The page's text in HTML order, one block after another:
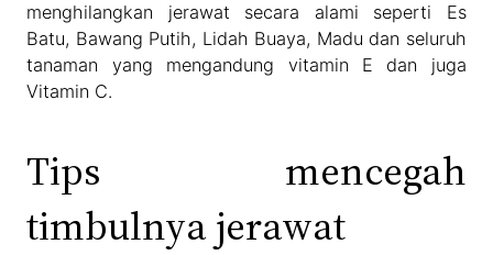
menghilangkan jerawat secara alami seperti Es
Batu, Bawang Putih, Lidah Buaya, Madu dan seluruh
tanaman yang mengandung vitamin E dan juga
Vitamin C.
Tips mencegah
timbulnya jerawat